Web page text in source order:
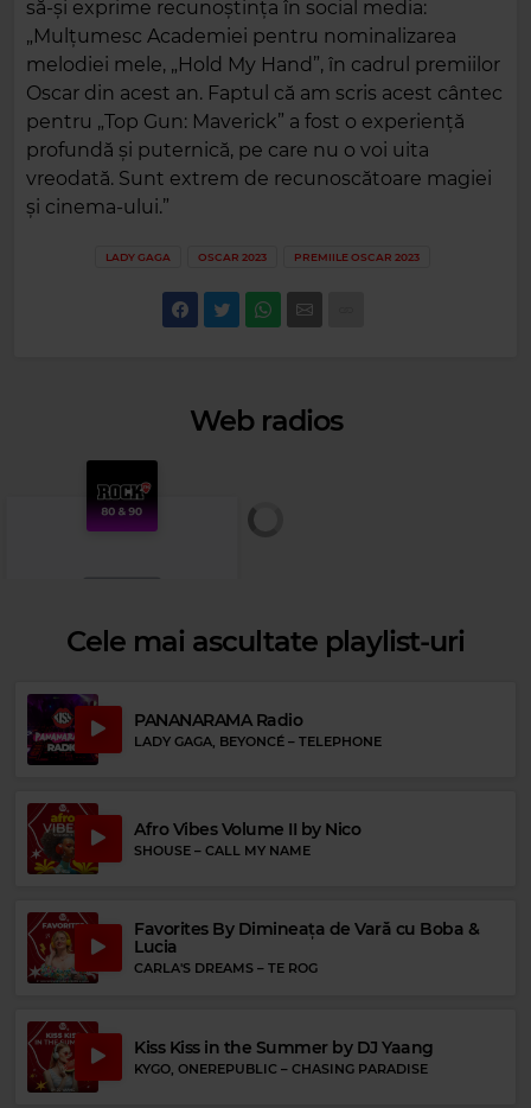
să-și exprime recunoștința în social media:
„Mulțumesc Academiei pentru nominalizarea
melodiei mele, „Hold My Hand”, în cadrul premiilor
Oscar din acest an. Faptul că am scris acest cântec
pentru „Top Gun: Maverick” a fost o experiență
profundă și puternică, pe care nu o voi uita
vreodată. Sunt extrem de recunoscătoare magiei
și cinema-ului.”
LADY GAGA OSCAR 2023 PREMIILE OSCAR 2023
Web radios
Rock 80s & 90s
Cele mai ascultate playlist-uri
PANANARAMA Radio
LADY GAGA, BEYONCÉ – TELEPHONE
Afro Vibes Volume II by Nico
SHOUSE – CALL MY NAME
Favorites By Dimineața de Vară cu Boba &
Lucia
CARLA'S DREAMS – TE ROG
Kiss Kiss in the Summer by DJ Yaang
KYGO, ONEREPUBLIC – CHASING PARADISE